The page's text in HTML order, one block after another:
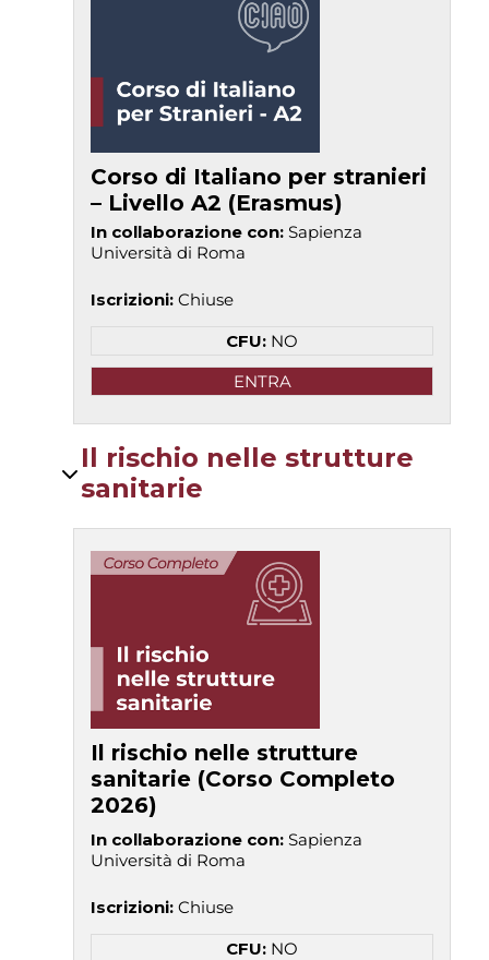
Corso di Italiano per stranieri
– Livello A2 (Erasmus)
In collaborazione con: Sapienza
Università di Roma
Iscrizioni: Chiuse
CFU: NO
ENTRA
Il rischio nelle strutture
sanitarie
Il rischio nelle strutture
sanitarie (Corso Completo
2026)
In collaborazione con: Sapienza
Università di Roma
Iscrizioni: Chiuse
CFU: NO